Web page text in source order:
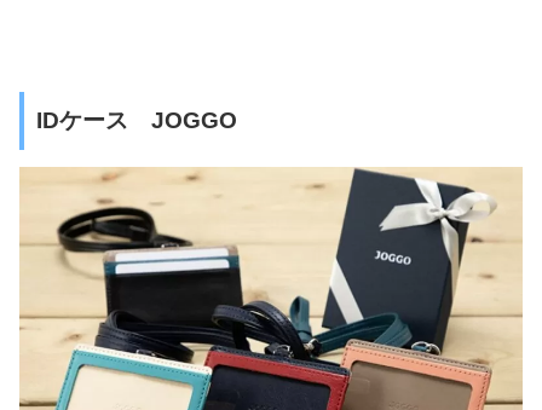
IDケース JOGGO